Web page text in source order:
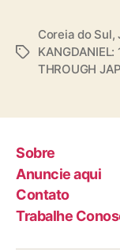
T
Coreia do Sul,
KANGDANIEL:
THROUGH
Sobre
Anuncie aqui
Contato
Trabalhe